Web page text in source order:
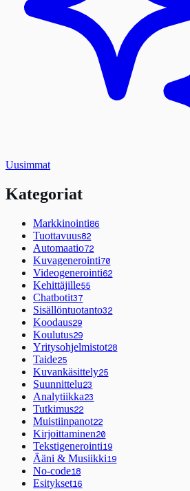
Uusimmat
Kategoriat
Markkinointi86
Tuottavuus82
Automaatio72
Kuvagenerointi70
Videogenerointi62
Kehittäjille55
Chatbotit37
Sisällöntuotanto32
Koodaus29
Koulutus29
Yritysohjelmistot28
Taide25
Kuvankäsittely25
Suunnittelu23
Analytiikka23
Tutkimus22
Muistiinpanot22
Kirjoittaminen20
Tekstigenerointi19
Ääni & Musiikki19
No-code18
Esitykset16